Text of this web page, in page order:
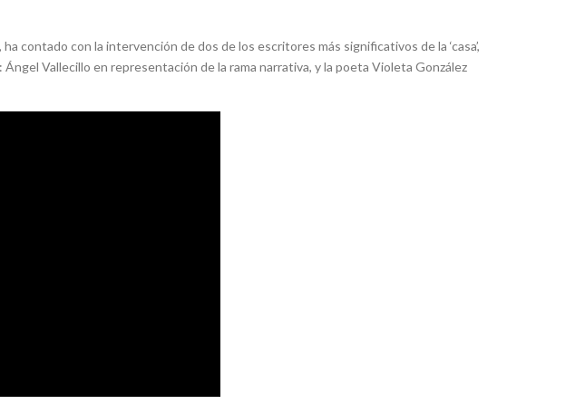
contado con la intervención de dos de los escritores más significativos de la ‘casa’,
Vallecillo en representación de la rama narrativa, y la poeta Violeta González